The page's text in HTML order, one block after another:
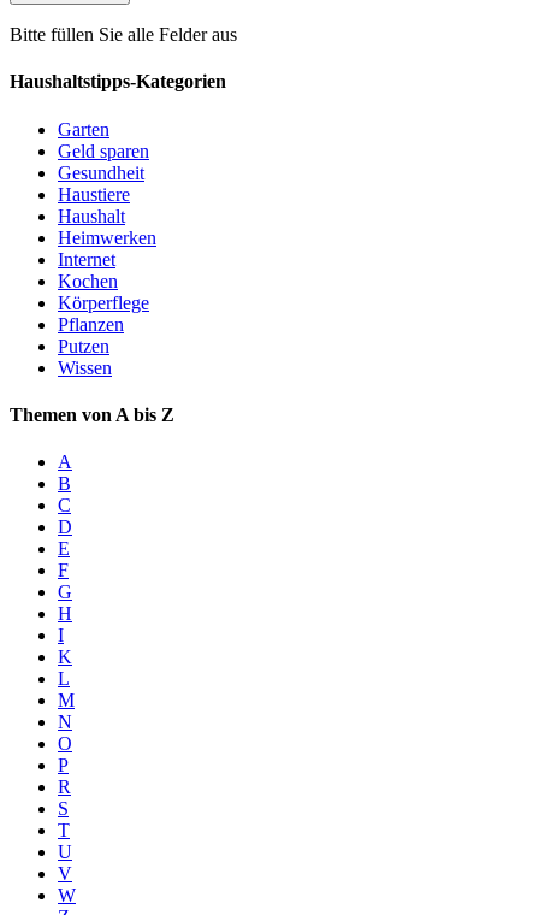
Bitte füllen Sie alle Felder aus
Haushaltstipps-Kategorien
Garten
Geld sparen
Gesundheit
Haustiere
Haushalt
Heimwerken
Internet
Kochen
Körperflege
Pflanzen
Putzen
Wissen
Themen von A bis Z
A
B
C
D
E
F
G
H
I
K
L
M
N
O
P
R
S
T
U
V
W